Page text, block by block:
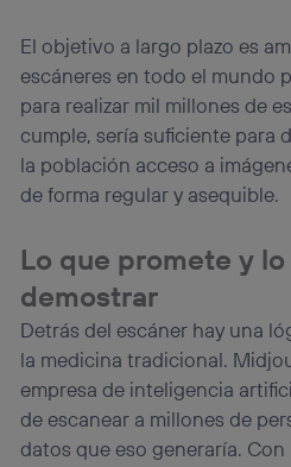
El objetivo a largo plazo es
escáneres en todo el mundo
para realizar mil millones de
cumple, sería suficiente para
la población acceso a
de forma regular y asequible.
Lo que promete y
demostrar
Detrás del escáner hay una
la medicina tradicional.
empresa de inteligencia
de escanear a millones de
datos que eso generaría.